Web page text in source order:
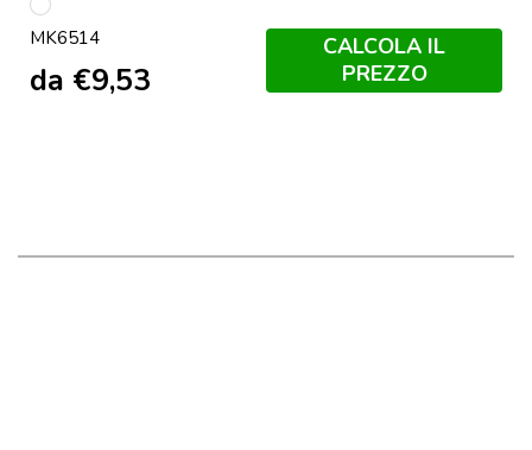
S/C
MK6514
da €9,53
CALCOLA IL
PREZZO